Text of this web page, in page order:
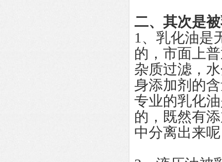
二、其次是
1、乳化油是
的，市面上
杂质过滤，
身添加剂的
专业的乳化
的，既然有
中分离出来